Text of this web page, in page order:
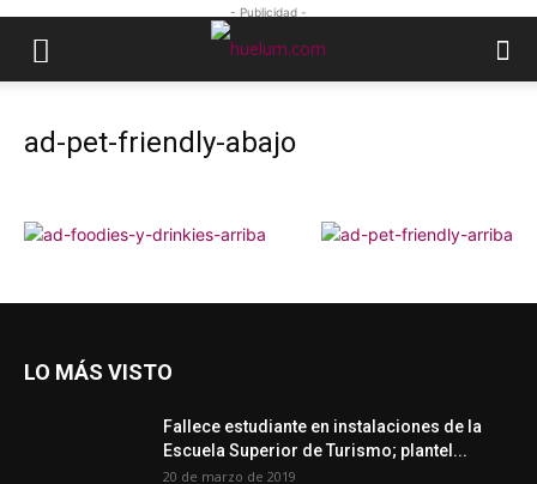
- Publicidad -
ad-pet-friendly-abajo
LO MÁS VISTO
Fallece estudiante en instalaciones de la
Escuela Superior de Turismo; plantel...
20 de marzo de 2019